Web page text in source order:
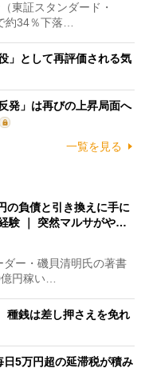
東証スタンダード・
約34％下落…
」として再評価される気
発」は再びの上昇局面へ
一覧を見る
の負債と引き換えに手に
験 ｜ 突然マルサがや…
ー・磯貝清明氏の著書
億円稼い…
種銭は差し押さえを免れ
5万円超の延滞税が積み